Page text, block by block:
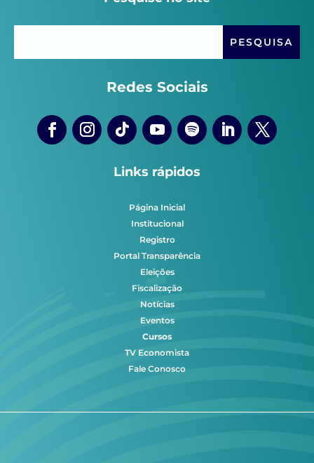
Redes Sociais
Links rápidos
Página Inicial
Institucional
Registro
Portal Transparência
Eleições
Fiscalização
Notícias
Eventos
Cursos
TV Economista
Fale Conosco